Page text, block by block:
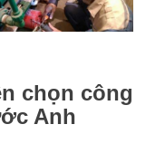
chọn công
Anh